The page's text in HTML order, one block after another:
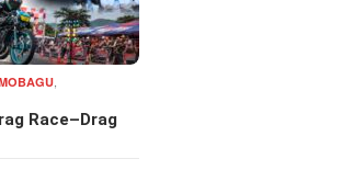
Race–Drag